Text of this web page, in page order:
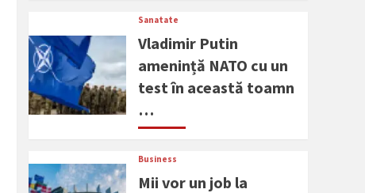
Sanatate
Vladimir Putin
amenință NATO cu un
test în această toamn
…
Business
Mii vor un job la